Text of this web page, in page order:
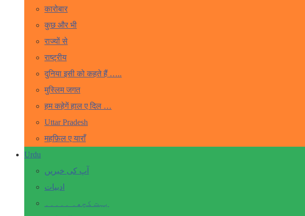
कारोबार
कुछ और भी
राज्यों से
राष्ट्रीय
दुनिया इसी को कहते हैं …..
मुस्लिम जगत
हम कहेगें हाल ए दिल …
Uttar Pradesh
महफ़िल ए याराँ
Urdu
آپ کی خبریں
ادبیات
بہت کچھ۔ ۔۔۔۔۔